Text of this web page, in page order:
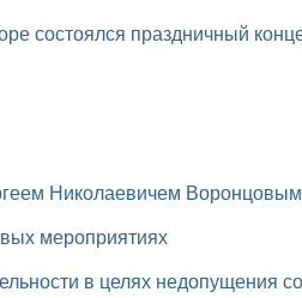
Николаевичем Воронцовым
мероприятиях